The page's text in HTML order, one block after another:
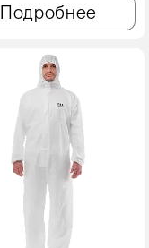
Подробнее